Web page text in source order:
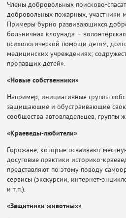
Члены добровольных поисково-
добровольных пожарных, участники
Примеры бурно развивающихся
больничная клоунада –
психологической помощи детям,
медицинских учреждениях;
пропавших детей».
«Новые собственники»
Например, инициативные группы
защищающие и обустраивающие
сообщества автовладельцев, группы
«Краеведы-любители»
Горожане, которые осваивают
досуговые практики историко-
представляют по этому поводу
сервисы (экскурсии, интернет-
и т.п.).
«Защитники животных»